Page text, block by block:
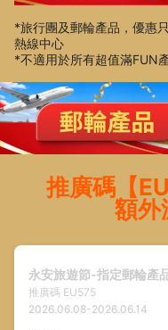
*旅行團及郵輪產品，優惠
熱線中心
*不適用於所有超值滿FUN
推廣碼【
額
永安旅遊節-指定郵輪產
推廣碼 EU575
2026.06.08-2026.06.14